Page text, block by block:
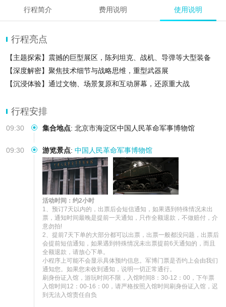
行程简介 费用说明 使用说明
行程亮点
【主题探索】震撼的巨型展区，陈列坦克、战机、导弹等大型装备
【深度解密】聚焦技术细节与战略思维，重型武器展‌
【沉浸体验】通过文物、场景复原和互动屏幕，还原重大战
行程安排
09:30 集合地点: 北京市海淀区中国人民革命军事博物馆
09:30 游览景点: 中国人民革命军事博物馆
活动时间：约2小时
1、预订7天以内的，出票后会短信通知，如果遇到特殊情况未出
票，通知时间最晚是提前一天通知，只作全额退款，不做赔付，介
意勿拍!
2、提前7天下单的大部分都可以出票，出票一般都没问题，出票后
会提前短信通知，如果遇到特殊情况未出票提前6天通知的，而且
全额退款，请放心下单。
小程序上可能不会显示具体预约信息。军博门票是否约上会由我们
通知您。如果您未收到通知，说明一切正常通行。
刷身份证入馆，游玩时间不限，入馆时间8：30-12：00，下午票
入馆时间12：00-16：00，请严格按照入馆时间刷身份证入馆，迟
到无法入馆责任自负